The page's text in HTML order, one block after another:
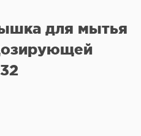
для мытья